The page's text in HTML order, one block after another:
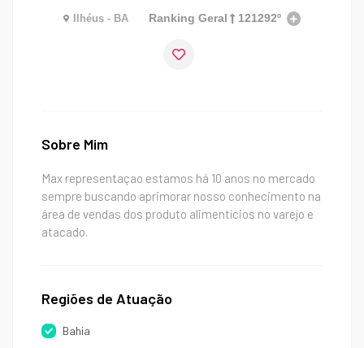
Ilhéus - BA Ranking Geral 121292º
Sobre Mim
Max representaçao estamos há 10 anos no mercado
sempre buscando aprimorar nosso conhecimento na
área de vendas dos produto alimentícios no varejo e
atacado.
Regiões de Atuação
Bahia